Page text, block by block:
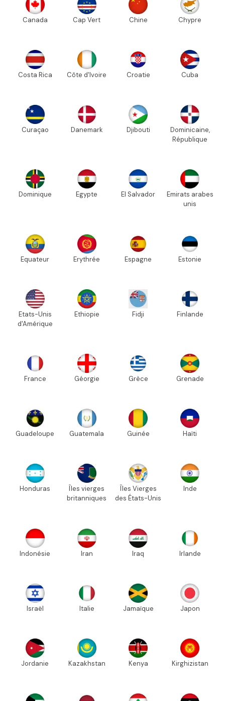
Canada Cap Vert Chine Chypre
Costa Rica Côte d'Ivoire Croatie Cuba
Curaçao Danemark Djibouti
Dominicaine,
République
Dominique Egypte El Salvador
Emirats arabes
unis
Equateur Erythrée Espagne Estonie
Etats-Unis
d'Amérique
Ethiopie Fidji Finlande
France Géorgie Grèce Grenade
Guadeloupe Guatemala Guinée Haïti
Honduras
Îles vierges
britanniques
Îles Vierges
des États-Unis
Inde
Indonésie Iran Iraq Irlande
Israël Italie Jamaïque Japon
Jordanie Kazakhstan Kenya Kirghizistan